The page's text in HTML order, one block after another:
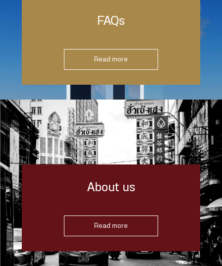
FAQs
Read more
About us
Read more